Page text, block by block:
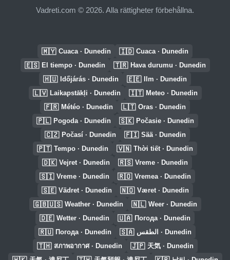
Vadreti.com © 2026. Alla rättigheter förbehållna.
🇲🇾 Cuaca · Dunedin 🇮🇩 Cuaca · Dunedin
🇪🇸 El tiempo · Dunedin 🇹🇷 Hava durumu · Dunedin
🇭🇺 Időjárás · Dunedin 🇪🇪 Ilm · Dunedin
🇱🇻 Laikapstākļi · Dunedin 🇮🇹 Meteo · Dunedin
🇫🇷 Météo · Dunedin 🇱🇹 Oras · Dunedin
🇵🇱 Pogoda · Dunedin 🇸🇰 Počasie · Dunedin
🇨🇿 Počasí · Dunedin 🇫🇮 Sää · Dunedin
🇵🇹 Tempo · Dunedin 🇻🇳 Thời tiết · Dunedin
🇩🇰 Vejret · Dunedin 🇷🇸 Vreme · Dunedin
🇸🇮 Vreme · Dunedin 🇷🇴 Vremea · Dunedin
🇸🇪 Vädret · Dunedin 🇳🇴 Været · Dunedin
🇬🇧🇺🇸 Weather · Dunedin 🇳🇱 Weer · Dunedin
🇩🇪 Wetter · Dunedin 🇺🇦 Погода · Dunedin
🇷🇺 Погода · Dunedin 🇸🇦 الطقس · Dunedin
🇹🇭 สภาพอากาศ · Dunedin 🇯🇵 天気 · Dunedin